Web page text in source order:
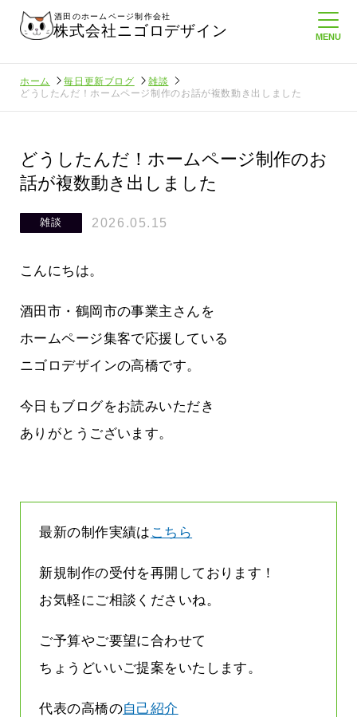
酒田のホームページ制作会社
株式会社ニゴロデザイン
ホーム 毎日更新ブログ
雑談
どうしたんだ！ホームページ制作のお話が複数動き出しました
どうしたんだ！ホームページ制作のお
話が複数動き出しました
雑談 2026.05.15
こんにちは。
酒田市・鶴岡市の事業主さんを
ホームページ集客で応援している
ニゴロデザインの高橋です。
今日もブログをお読みいただき
ありがとうございます。
最新の制作実績は こちら
新規制作の受付を再開しております！
お気軽にご相談くださいね。
ご予算やご要望に合わせて
ちょうどいいご提案をいたします。
代表の高橋の自己紹介
信を持
なんです
ニゴロ通信８月号が届きました！まも
なくまちがい探しが変わります
2026.07.27